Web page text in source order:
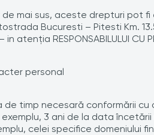
mai sus, aceste drepturi pot
Bucuresti – Pitesti Km.
atenția RESPONSABILULUI CU
personal
timp necesară conformării cu
3 ani de la data
celei specifice domeniului